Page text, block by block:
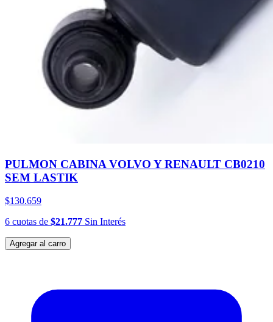
PULMON CABINA VOLVO Y RENAULT CB0210
SEM LASTIK
$130.659
6 cuotas de $21.777 Sin Interés
Agregar al carro